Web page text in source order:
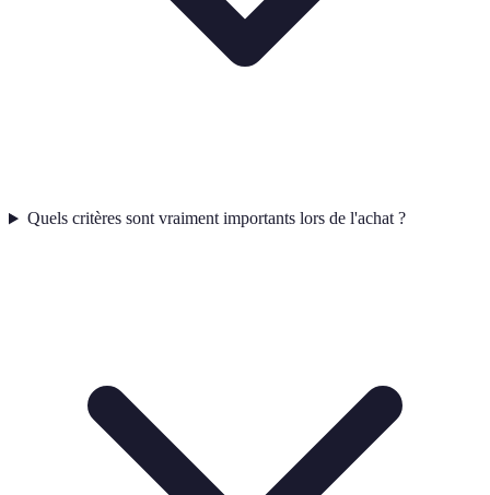
Quels critères sont vraiment importants lors de l'achat ?